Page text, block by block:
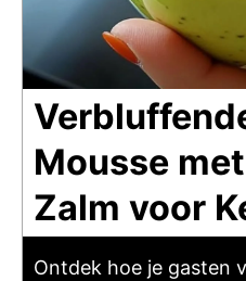
Mousse
Zalm voor
Ontdek hoe je gasten